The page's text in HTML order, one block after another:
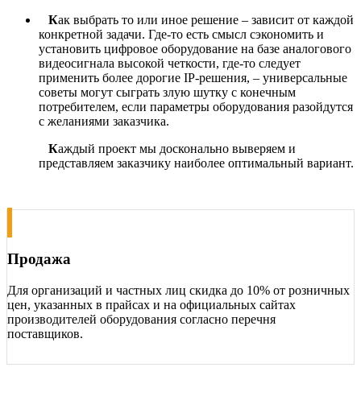
Как выбрать то или иное решение – зависит от каждой
конкретной задачи. Где-то есть смысл сэкономить и
установить цифровое оборудование на базе аналогового
видеосигнала высокой четкости, где-то следует
применить более дорогие IP-решения, – универсальные
советы могут сыграть злую шутку с конечным
потребителем, если параметры оборудования разойдутся
с желаниями заказчика.
Каждый проект мы досконально выверяем и
представляем заказчику наиболее оптимальный вариант.
Продажа
Для организаций и частных лиц скидка до 10% от розничных
цен, указанных в прайсах и на официальных сайтах
производителей оборудования согласно перечня
поставщиков.